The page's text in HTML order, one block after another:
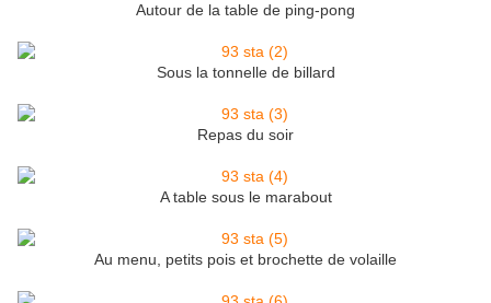
Autour de la table de ping-pong
Sous la tonnelle de billard
Repas du soir
A table sous le marabout
Au menu, petits pois et brochette de volaille